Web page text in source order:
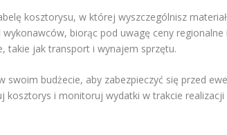
kosztorysu, w której wyszczególnisz
biorąc pod uwagę ceny regionalne
takie jak transport i wynajem sprzętu.
budżecie, aby zabezpieczyć się przed
kosztorys i monitoruj wydatki w trakcie realizacji